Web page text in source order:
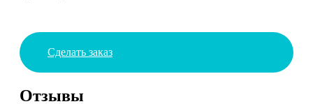
Сделать заказ
Отзывы